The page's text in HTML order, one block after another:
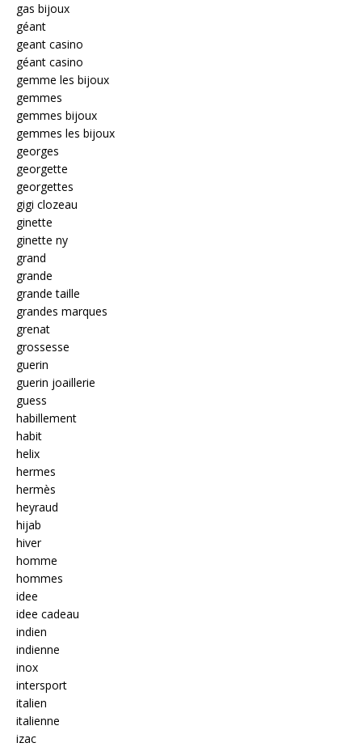
gas bijoux
géant
geant casino
géant casino
gemme les bijoux
gemmes
gemmes bijoux
gemmes les bijoux
georges
georgette
georgettes
gigi clozeau
ginette
ginette ny
grand
grande
grande taille
grandes marques
grenat
grossesse
guerin
guerin joaillerie
guess
habillement
habit
helix
hermes
hermès
heyraud
hijab
hiver
homme
hommes
idee
idee cadeau
indien
indienne
inox
intersport
italien
italienne
izac